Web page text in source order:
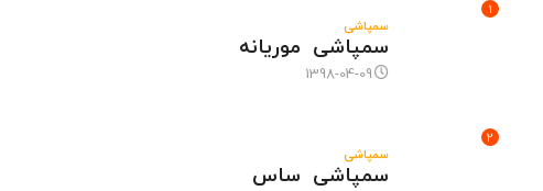
1
سمپاشی
سمپاشی موریانه
1398-04-09
2
سمپاشی
سمپاشی ساس